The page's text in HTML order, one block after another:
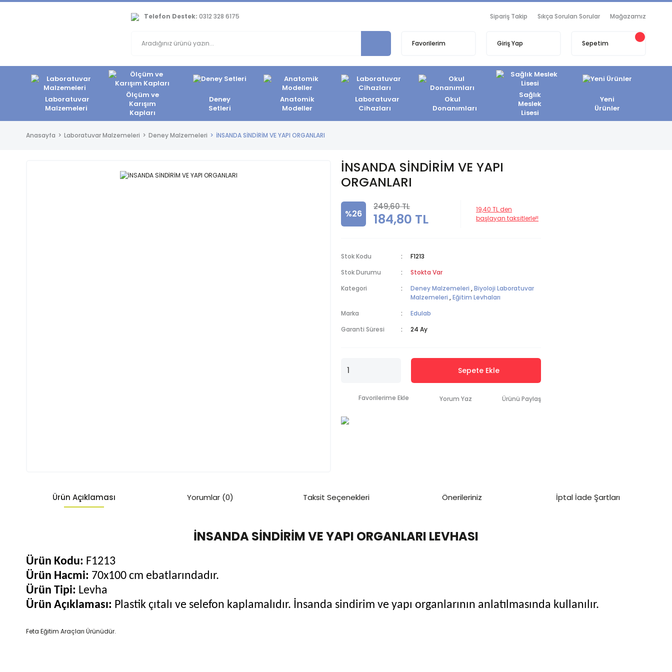
Telefon Destek: 0312 328 6175 Sipariş Takip Sıkça Sorulan Sorular Mağazamız
Favorilerim Giriş Yap Sepetim
Laboratuvar
Malzemeleri
Ölçüm ve
Karışım
Kapları
Deney
Setleri
Anatomik
Modeller
Laboratuvar
Cihazları
Okul
Donanımları
Sağlık
Meslek
Lisesi
Yeni
Ürünler
Anasayfa Laboratuvar Malzemeleri Deney Malzemeleri İNSANDA SİNDİRİM VE YAPI ORGANLARI
İNSANDA SİNDİRİM VE YAPI
ORGANLARI
%26
249,60 TL
184,80 TL
19,40 TL den
başlayan taksitlerle!!
Stok Kodu
F1213
Stok Durumu
Stokta Var
Kategori
Deney Malzemeleri ,Biyoloji Laboratuvar
Malzemeleri ,Eğitim Levhaları
Marka
Edulab
Garanti Süresi
24 Ay
Sepete Ekle
Yorum Yaz Ürünü Paylaş
Ürün Açıklaması Yorumlar (0) Taksit Seçenekleri Önerileriniz İptal İade Şartları
İNSANDA SİNDİRİM VE YAPI ORGANLARI LEVHASI
Ürün Kodu: F1213
Ürün Hacmi: 70x100 cm ebatlarındadır.
Ürün Tipi: Levha
Ürün Açıklaması: Plastik çıtalı ve selefon kaplamalıdır. İnsanda sindirim ve yapı organlarının anlatılmasında kullanılır.
Feta Eğitim Araçları Ürünüdür.